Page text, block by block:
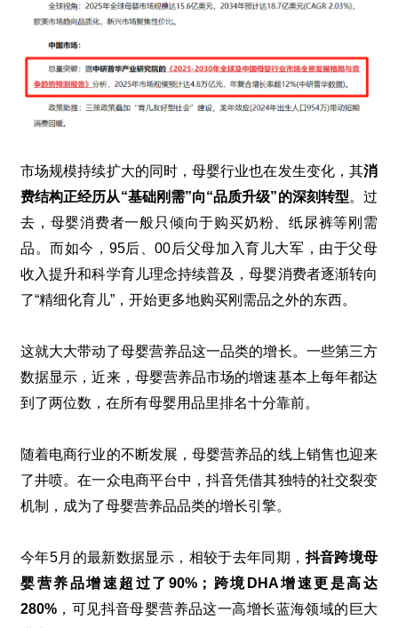
市场规模持续扩大的同时，母婴行业也在发生变化，其消
费结构正经历从“基础刚需”向“品质升级”的深刻转型。过
去，母婴消费者一般只倾向于购买奶粉、纸尿裤等刚需
品。而如今， 95后、00后父母加入育儿大军，由于父母
收入提升和科学育儿理念持续普及，母婴消费者逐渐转向
了“精细化育儿”，开始更多地购买刚需品之外的东西。
这就大大带动了母婴营养品这一品类的增长。一些第三方
数据显示，近来，母婴营养品市场的增速基本上每年都达
到了两位数，在所有母婴用品里排名十分靠前。
随着电商行业的不断发展，母婴营养品的线上销售也迎来
了井喷。在一众电商平台中，抖音凭借其独特的社交裂变
机制，成为了母婴营养品品类的增长引擎。
今年5月的最新数据显示，相较于去年同期，抖音跨境母
婴营养品增速超过了 90% ；跨境 DHA增速更是高达
280% ，可见抖音母婴营养品这一高增长蓝海领域的巨大